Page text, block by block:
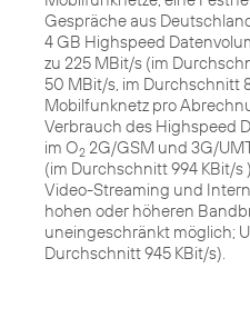
Gespräche aus
4 GB Highspeed
zu 225 MBit/s (im
50 MBit/s, im Durchschnitt
Mobilfunknetz pro
Verbrauch des Highspeed
im O2 2G/GSM und 3G/
(im Durchschnitt 994 KBit/
Video-Streaming und
hohen oder höheren
uneingeschränkt möglich;
Durchschnitt 945 KBit/s).